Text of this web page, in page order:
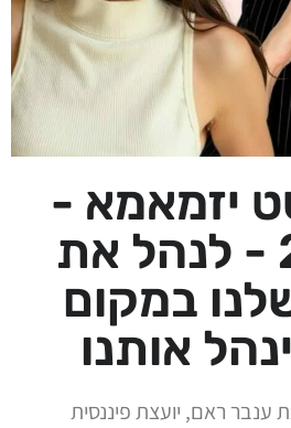
יזמאמא -
פרק 25 - לנהל את
במקום
אותנו
ראם, יועצת פיננסית